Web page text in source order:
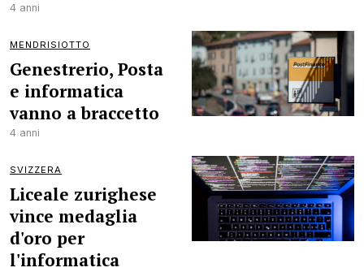
4 anni
MENDRISIOTTO
Genestrerio, Posta
e informatica
vanno a braccetto
4 anni
SVIZZERA
Liceale zurighese
vince medaglia
d'oro per
l'informatica